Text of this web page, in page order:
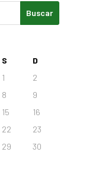
S
D
1
2
8
9
15
16
22
23
29
30